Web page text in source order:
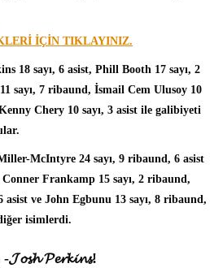
İÇİN TIKLAYINIZ.
18 sayı, 6 asist, Phill Booth 17 sayı, 2
sayı, 7 ribaund, İsmail Cem Ulusoy 10
Chery 10 sayı, 3 asist ile galibiyeti
McIntyre 24 sayı, 9 ribaund, 6 asist
Frankamp 15 sayı, 2 ribaund,
asist ve John Egbunu 13 sayı, 8 ribaund,
isimlerdi.
𝓙𝓸𝓼𝓱 𝓟𝓮𝓻𝓴𝓲𝓷𝓼!